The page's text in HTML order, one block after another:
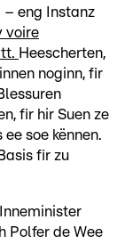
– eng Instanz
voire
Heescherten,
noginn, fir
fir hir Suen ze
soe kënnen.
fir zu
Polfer de Wee